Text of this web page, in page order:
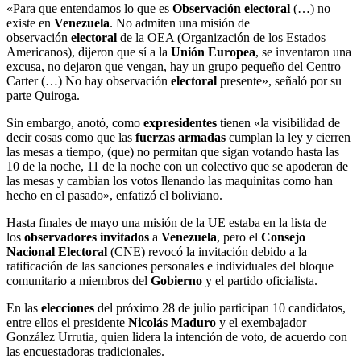
«Para que entendamos lo que es Observación electoral (…) no
existe en Venezuela. No admiten una misión de
observación electoral de la OEA (Organización de los Estados
Americanos), dijeron que sí a la Unión Europea, se inventaron una
excusa, no dejaron que vengan, hay un grupo pequeño del Centro
Carter (…) No hay observación electoral presente», señaló por su
parte Quiroga.
Sin embargo, anotó, como expresidentes tienen «la visibilidad de
decir cosas como que las fuerzas armadas cumplan la ley y cierren
las mesas a tiempo, (que) no permitan que sigan votando hasta las
10 de la noche, 11 de la noche con un colectivo que se apoderan de
las mesas y cambian los votos llenando las maquinitas como han
hecho en el pasado», enfatizó el boliviano.
Hasta finales de mayo una misión de la UE estaba en la lista de
los observadores invitados a Venezuela, pero el Consejo
Nacional Electoral (CNE) revocó la invitación debido a la
ratificación de las sanciones personales e individuales del bloque
comunitario a miembros del Gobierno y el partido oficialista.
En las elecciones del próximo 28 de julio participan 10 candidatos,
entre ellos el presidente Nicolás Maduro y el exembajador
González Urrutia, quien lidera la intención de voto, de acuerdo con
las encuestadoras tradicionales.